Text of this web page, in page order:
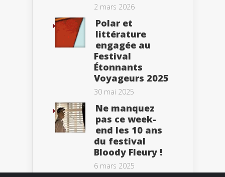
2 mars 2026
Polar et
littérature
engagée au
Festival
Étonnants
Voyageurs 2025
30 mai 2025
Ne manquez
pas ce week-
end les 10 ans
du festival
Bloody Fleury !
6 mars 2025